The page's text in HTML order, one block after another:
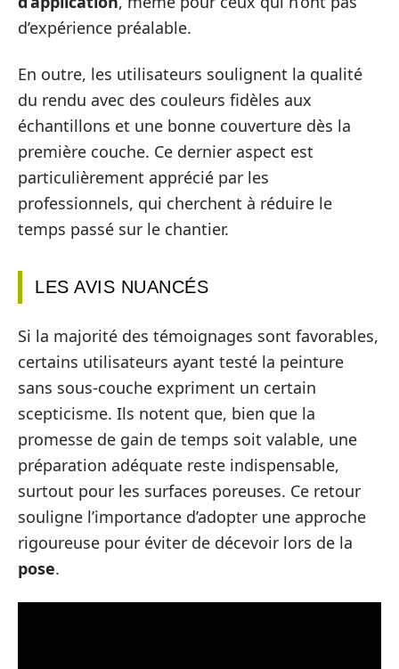
d’expérience préalable.
En outre, les utilisateurs soulignent la qualité
du rendu avec des couleurs fidèles aux
échantillons et une bonne couverture dès la
première couche. Ce dernier aspect est
particulièrement apprécié par les
professionnels, qui cherchent à réduire le
temps passé sur le chantier.
LES AVIS NUANCÉS
Si la majorité des témoignages sont favorables,
certains utilisateurs ayant testé la peinture
sans sous-couche expriment un certain
scepticisme. Ils notent que, bien que la
promesse de gain de temps soit valable, une
préparation adéquate reste indispensable,
surtout pour les surfaces poreuses. Ce retour
souligne l’importance d’adopter une approche
rigoureuse pour éviter de décevoir lors de la
pose.